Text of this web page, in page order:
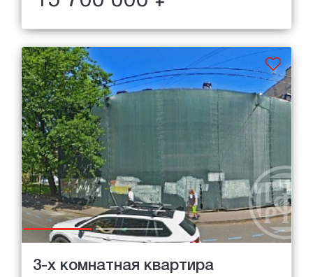
3-х комнатная квартира